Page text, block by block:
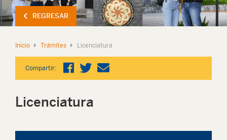
REGRESAR
Inicio Trámites Licenciatura
Compartir:
Licenciatura